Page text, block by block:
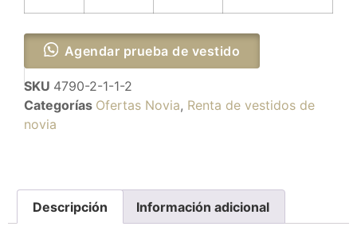
Agendar prueba de vestido
SKU 4790-2-1-1-2
Categorías Ofertas Novia, Renta de vestidos de
novia
Descripción Información adicional